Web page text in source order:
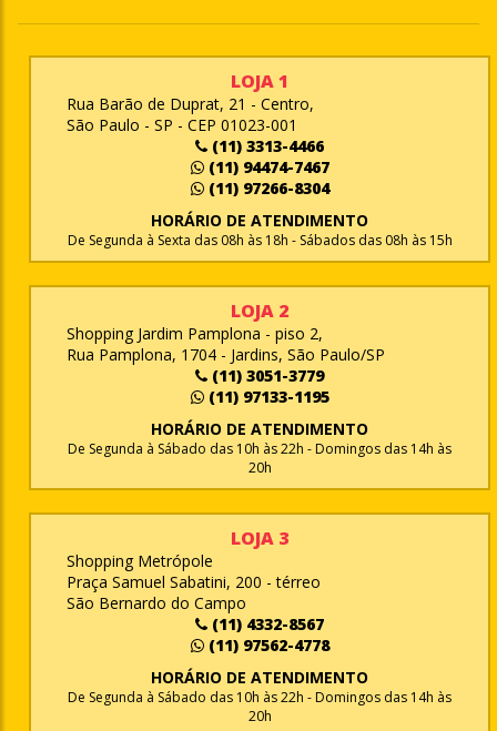
LOJA 1
Rua Barão de Duprat, 21 - Centro,
São Paulo - SP - CEP 01023-001
(11) 3313-4466
(11) 94474-7467
(11) 97266-8304
HORÁRIO DE ATENDIMENTO
De Segunda à Sexta das 08h às 18h - Sábados das 08h às 15h
LOJA 2
Shopping Jardim Pamplona - piso 2,
Rua Pamplona, 1704 - Jardins, São Paulo/SP
(11) 3051-3779
(11) 97133-1195
HORÁRIO DE ATENDIMENTO
De Segunda à Sábado das 10h às 22h - Domingos das 14h às
20h
LOJA 3
Shopping Metrópole
Praça Samuel Sabatini, 200 - térreo
São Bernardo do Campo
(11) 4332-8567
(11) 97562-4778
HORÁRIO DE ATENDIMENTO
De Segunda à Sábado das 10h às 22h - Domingos das 14h às
20h